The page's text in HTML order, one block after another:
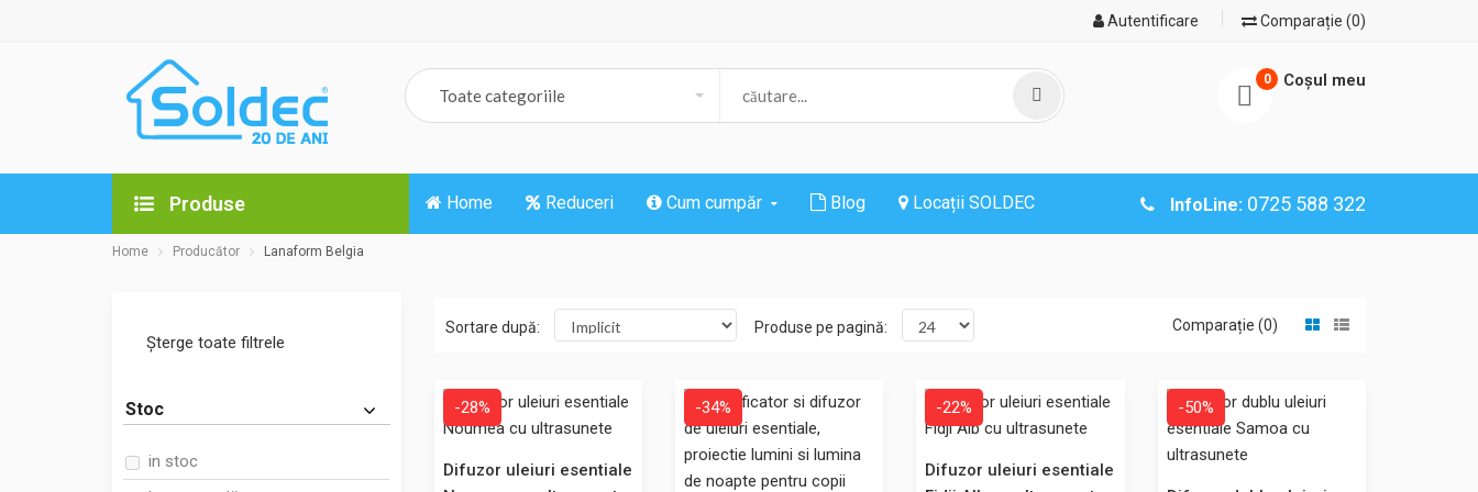
Autentificare Comparație (0)
0 Coşul meu
Produse Home Reduceri Cum cumpăr Blog InfoLine: 0725 588 322
Locații SOLDEC
Home Producător Lanaform Belgia
Comparație (0)
Sortare după: Produse pe pagină:
Difuzor uleiuri esentiale Noumea cu ultrasunete
Difuzorul de uleiuri esentiale Noumea functioneaza pe
307,00 Lei
220,00 Lei
-28%
Difuzor uleiuri esentiale
-34% -22%
Difuzor uleiuri esentiale
-50%
Șterge toate filtrele
Stoc
in stoc